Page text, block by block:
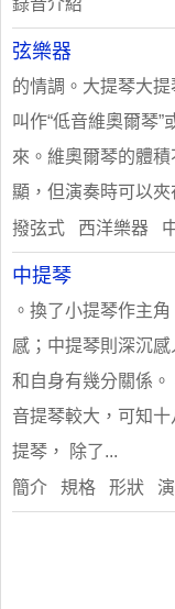
錄音介紹
弦樂器
的情調。大提琴大
叫作“低音維奧爾琴”
來。維奧爾琴的體
顯，但演奏時可以
撥弦式 西洋樂器
中提琴
。換了小提琴作主
感；中提琴則深沉
和自身有幾分關係
音提琴較大，可知
提琴， 除了...
簡介 規格 形狀 演